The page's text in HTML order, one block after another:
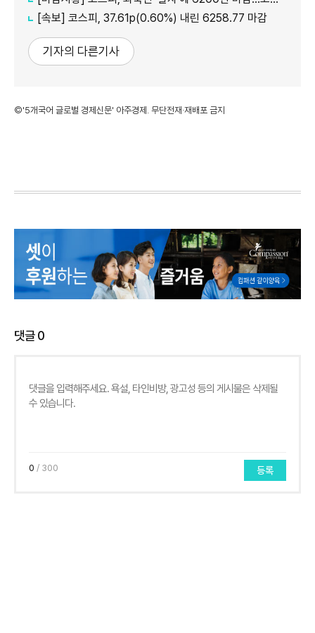
[속보] 코스피, 37.61p(0.60%) 내린 6258.77 마감
기자의 다른기사
©'5개국어 글로벌 경제신문' 아주경제. 무단전재·재배포 금지
댓글0
0 / 300 등록